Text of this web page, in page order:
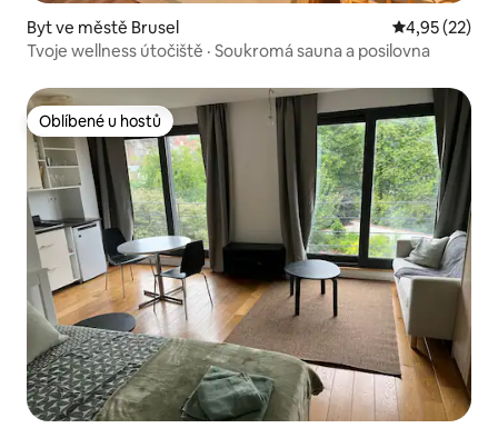
Byt ve městě Brusel Průměrné
4,95 (22)
Tvoje wellness útočiště · Soukromá sauna a posilovna
Oblíbené u hostů
Oblíbené u hostů